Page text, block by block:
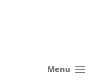
Menu